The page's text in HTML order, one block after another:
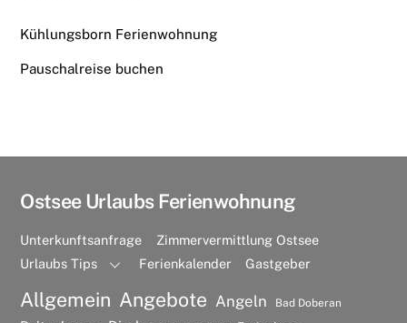
Kühlungsborn Ferienwohnung
Pauschalreise buchen
Ostsee Urlaubs Ferienwohnung
Unterkunftsanfrage
Zimmervermittlung Ostsee
Urlaubs Tips
Ferienkalender Gastgeber
Allgemein Angebote Angeln Bad Doberan